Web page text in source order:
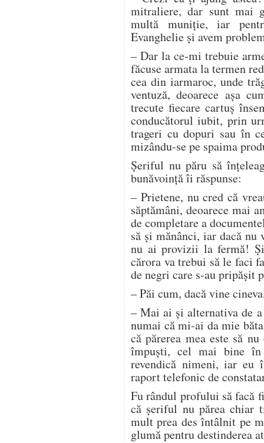
mitraliere, dar sunt mai
multă muniţie, iar
Evanghelie şi avem
– Dar la ce-mi trebuie
făcuse armata la termen
cea din iarmaroc, unde
ventuză, deoarece aşa
trecute fiecare cartuş
conducătorul iubit, prin
trageri cu dopuri sau în
mizându-se pe spaima
Şeriful nu păru să
bunăvoinţă îi răspunse:
– Prietene, nu cred că
săptămâni, deoarece mai
de completare a
să şi mănânci, iar dacă nu
nu ai provizii la fermă!
cărora va trebui să le faci
de negri care s-au pripăşit
– Păi cum, dacă vine
– Mai ai şi alternativa de
numai că mi-ai da mie
că părerea mea este să
împuşti, cel mai bine în
revendică nimeni, iar
raport telefonic de
Fu rândul profului să facă
că şeriful nu părea chiar
mult prea des întâlnit pe
glumă pentru destinderea